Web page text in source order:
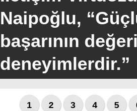
Naipoğlu,
başarının
deneyimlerdir.”
1 2 3 4 5